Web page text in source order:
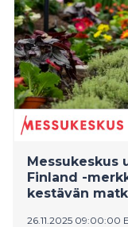
Messukeskus
Finland -
kestävän
26.11.2025 09:00:00